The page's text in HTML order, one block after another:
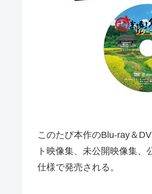
このたび本作のBlu-ray＆
ト映像集、未公開映像集
仕様で発売される。